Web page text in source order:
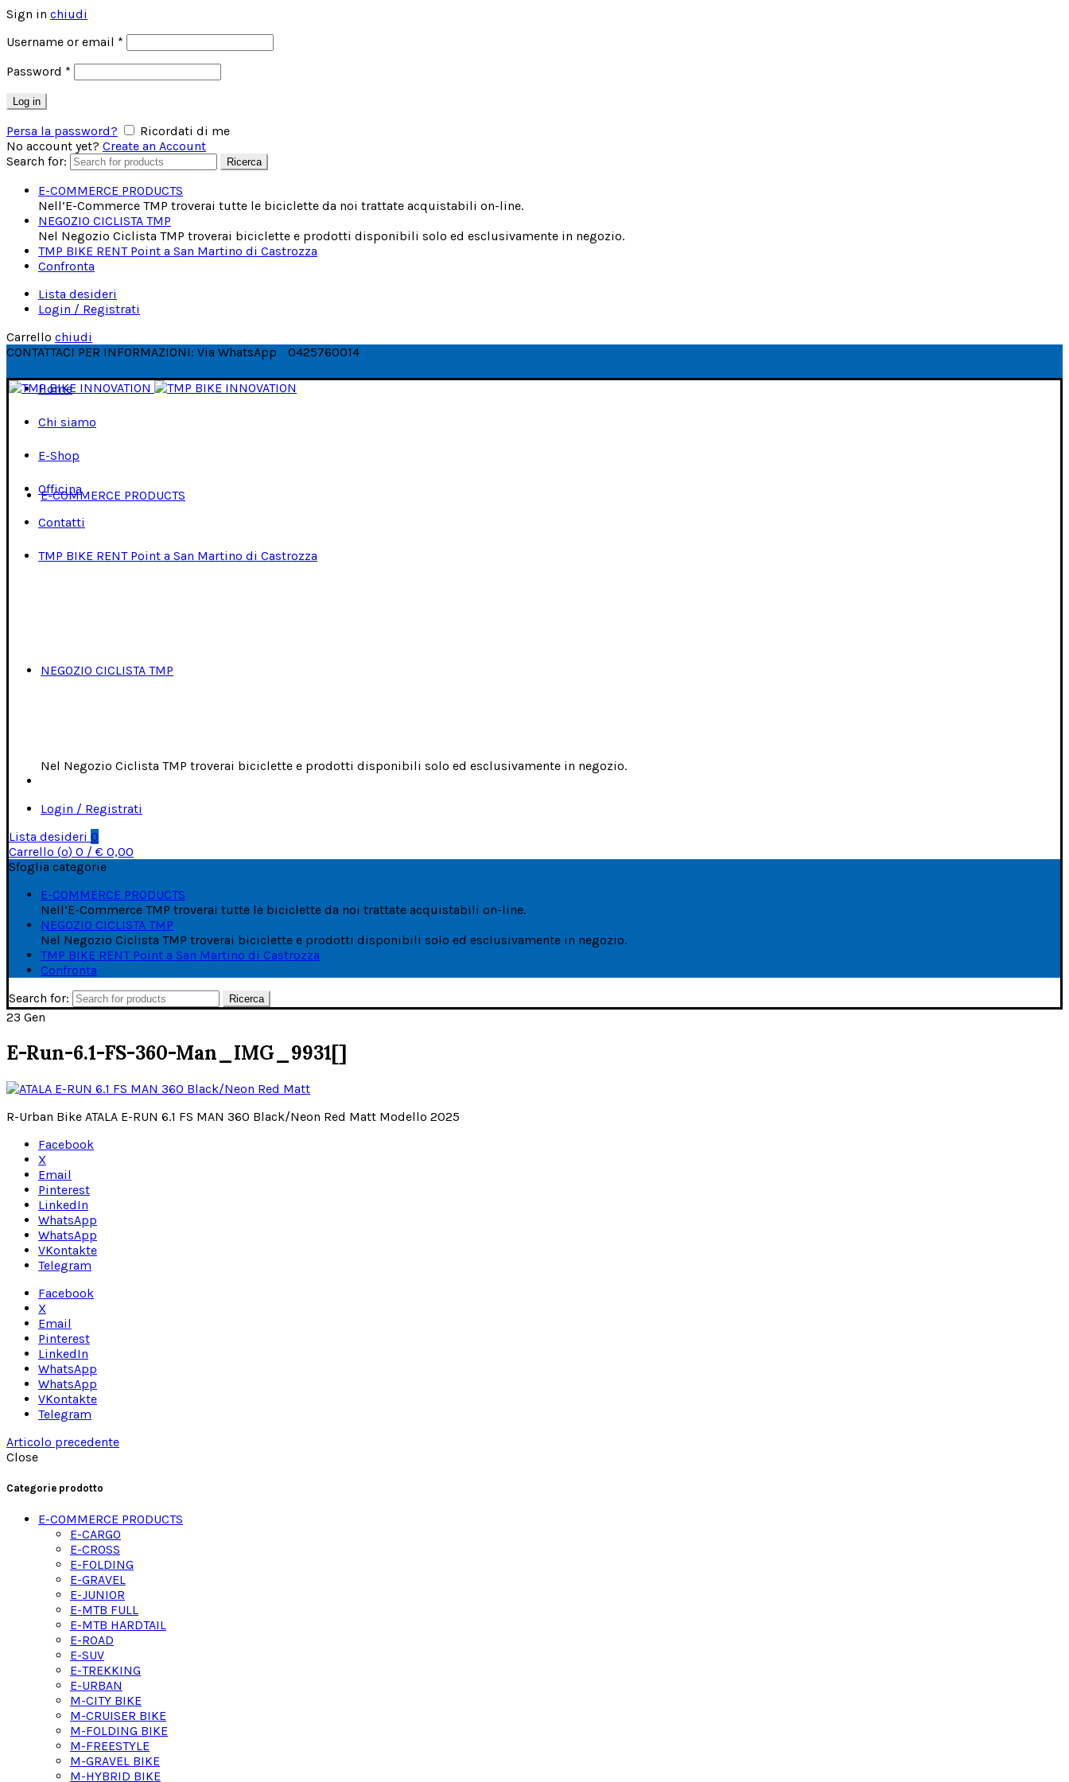
Sign in chiudi
Username or email *
Password *
Log in
Persa la password?
Ricordati di me
No account yet? Create an Account
Search for:
Ricerca
E-COMMERCE PRODUCTS
Nell’E-Commerce TMP troverai tutte le biciclette da noi trattate acquistabili on-line.
NEGOZIO CICLISTA TMP
Nel Negozio Ciclista TMP troverai biciclette e prodotti disponibili solo ed esclusivamente in negozio.
TMP BIKE RENT Point a San Martino di Castrozza
Confronta
Lista desideri
Login / Registrati
Carrello chiudi
CONTATTACI PER INFORMAZIONI: Via WhatsApp
0425760014
Home
Chi siamo
E-Shop
Officina
Contatti
TMP BIKE RENT Point a San Martino di Castrozza
E-COMMERCE PRODUCTS
NEGOZIO CICLISTA TMP
Nel Negozio Ciclista TMP troverai biciclette e prodotti disponibili solo ed esclusivamente in negozio.
Login / Registrati
Lista desideri 0
Carrello (o) 0 / € 0,00
Sfoglia categorie
E-COMMERCE PRODUCTS
Nell’E-Commerce TMP troverai tutte le biciclette da noi trattate acquistabili on-line.
NEGOZIO CICLISTA TMP
Nel Negozio Ciclista TMP troverai biciclette e prodotti disponibili solo ed esclusivamente in negozio.
TMP BIKE RENT Point a San Martino di Castrozza
Confronta
Search for:
Ricerca
23 Gen
E-Run-6.1-FS-360-Man_IMG_9931[]
R-Urban Bike ATALA E-RUN 6.1 FS MAN 360 Black/Neon Red Matt Modello 2025
Facebook
X
Email
Pinterest
LinkedIn
WhatsApp
WhatsApp
VKontakte
Telegram
Facebook
X
Email
Pinterest
LinkedIn
WhatsApp
WhatsApp
VKontakte
Telegram
Articolo precedente
Close
Categorie prodotto
E-COMMERCE PRODUCTS
E-CARGO
E-CROSS
E-FOLDING
E-GRAVEL
E-JUNIOR
E-MTB FULL
E-MTB HARDTAIL
E-ROAD
E-SUV
E-TREKKING
E-URBAN
M-CITY BIKE
M-CRUISER BIKE
M-FOLDING BIKE
M-FREESTYLE
M-GRAVEL BIKE
M-HYBRID BIKE